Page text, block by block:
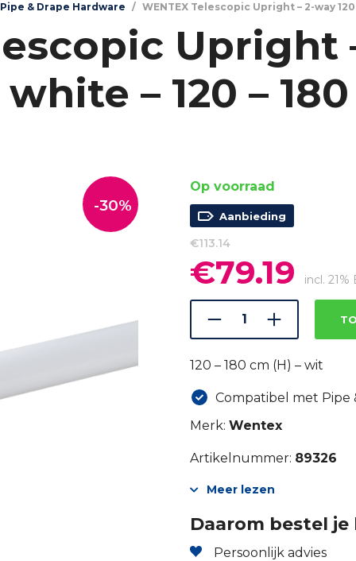
Pipe & Drape Hardware / WENTEX Telescopic Upright – 2-way 120
Upright
– 120 –
-30%
Op voorraad
Aanbieding
€113.14
Oorspronkelijke
prijs
was:
€113.14.
€79.19 prijs
is:
incl. 21%
120 – 180 cm (H) – wit
Compatibel met Pipe
Merk: Wentex
Artikelnummer: 89326
Meer lezen
Daarom bestel
Persoonlijk advies